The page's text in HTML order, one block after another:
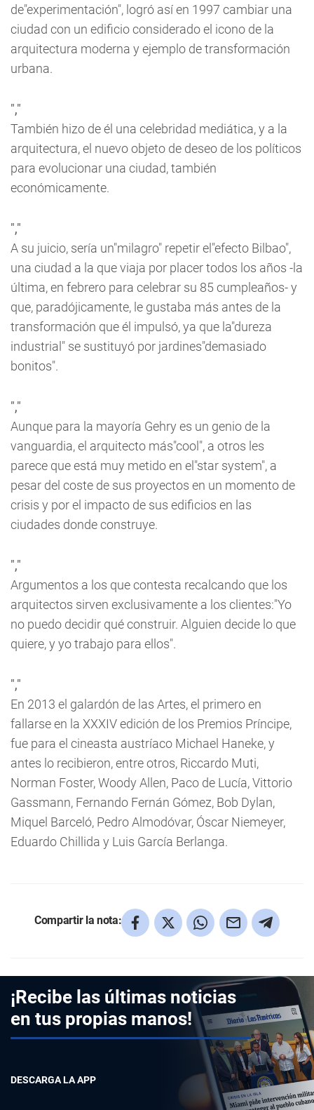
de"experimentación", logró así en 1997 cambiar una
ciudad con un edificio considerado el icono de la
arquitectura moderna y ejemplo de transformación
urbana.
","
También hizo de él una celebridad mediática, y a la
arquitectura, el nuevo objeto de deseo de los políticos
para evolucionar una ciudad, también
económicamente.
","
A su juicio, sería un"milagro" repetir el"efecto Bilbao",
una ciudad a la que viaja por placer todos los años -la
última, en febrero para celebrar su 85 cumpleaños- y
que, paradójicamente, le gustaba más antes de la
transformación que él impulsó, ya que la"dureza
industrial" se sustituyó por jardines"demasiado
bonitos".
","
Aunque para la mayoría Gehry es un genio de la
vanguardia, el arquitecto más"cool", a otros les
parece que está muy metido en el"star system", a
pesar del coste de sus proyectos en un momento de
crisis y por el impacto de sus edificios en las
ciudades donde construye.
","
Argumentos a los que contesta recalcando que los
arquitectos sirven exclusivamente a los clientes:"Yo
no puedo decidir qué construir. Alguien decide lo que
quiere, y yo trabajo para ellos".
","
En 2013 el galardón de las Artes, el primero en
fallarse en la XXXIV edición de los Premios Príncipe,
fue para el cineasta austríaco Michael Haneke, y
antes lo recibieron, entre otros, Riccardo Muti,
Norman Foster, Woody Allen, Paco de Lucía, Vittorio
Gassmann, Fernando Fernán Gómez, Bob Dylan,
Miquel Barceló, Pedro Almodóvar, Óscar Niemeyer,
Eduardo Chillida y Luis García Berlanga.
Compartir la nota:
¡Recibe las últimas noticias
en tus propias manos!
DESCARGA LA APP